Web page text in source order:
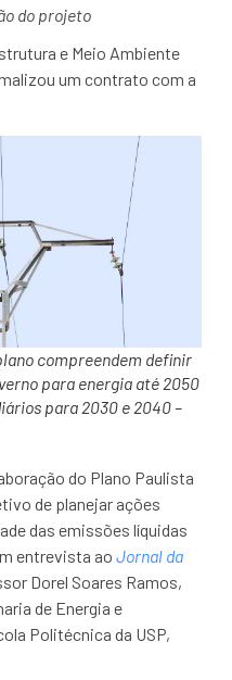
do projeto
e Meio Ambiente
um contrato com a
compreendem definir
para energia até 2050
para 2030 e 2040 –
do Plano Paulista
de planejar ações
das emissões líquidas
entrevista aoJornal da
Dorel Soares Ramos,
de Energia e
Politécnica da USP,